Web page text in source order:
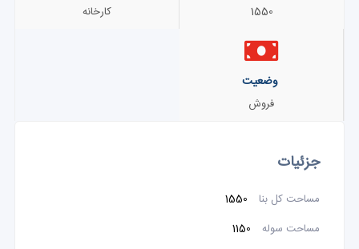
1550 کارخانه
وضعیت
فروش
جزئیات
مساحت کل بنا
مساحت سوله